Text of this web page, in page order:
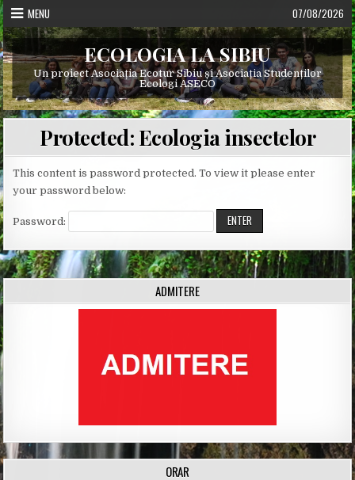
Skip
to
content
MENU 07/08/2026
ECOLOGIA LA SIBIU
Un proiect Asociația Ecotur Sibiu și Asociația Studenților
Ecologi ASECO
Protected: Ecologia insectelor
This content is password protected. To view it please enter
your password below:
Password:
ADMITERE
ORAR